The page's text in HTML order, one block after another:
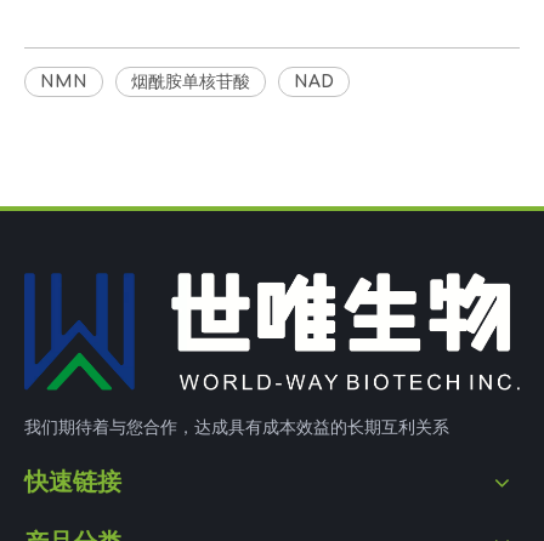
NMN 烟酰胺单核苷酸 NAD
我们期待着与您合作，达成具有成本效益的长期互利关系
快速链接